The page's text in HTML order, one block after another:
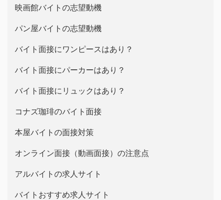
映画館バイトの志望動機
パン屋バイトの志望動機
バイト面接にワンピースはあり？
バイト面接にパーカーはあり？
バイト面接にリュックはあり？
コナズ珈琲のバイト面接
本屋バイトの面接対策
オンライン面接（動画面接）の注意点
アルバイトの求人サイト
バイトおすすめ求人サイト